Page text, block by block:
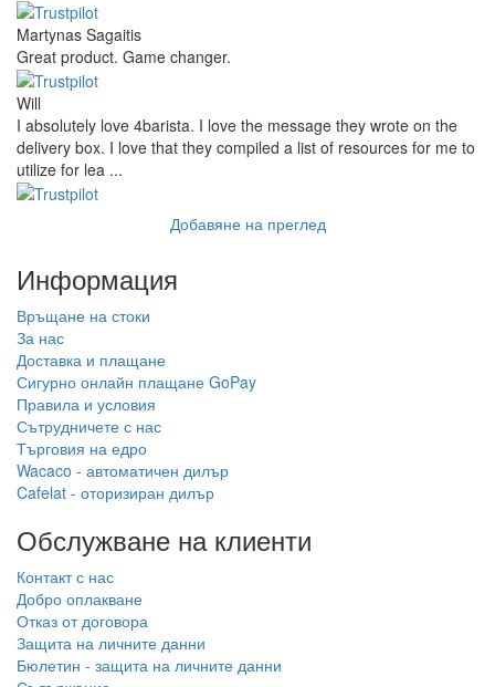
Martynas Sagaitis
Great product. Game changer.
Will
I absolutely love 4barista. I love the message they wrote on the
delivery box. I love that they compiled a list of resources for me to
utilize for lea ...
Добавяне на преглед
Информация
Връщане на стоки
За нас
Доставка и плащане
Сигурно онлайн плащане GoPay
Правила и условия
Сътрудничете с нас
Търговия на едро
Wacaco - автоматичен дилър
Cafelat - оторизиран дилър
Обслужване на клиенти
Контакт с нас
Добро оплакване
Отказ от договора
Защита на личните данни
Бюлетин - защита на личните данни